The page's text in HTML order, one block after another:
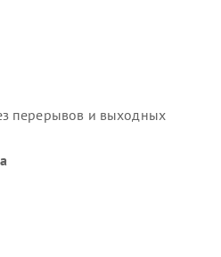
перерывов и выходных